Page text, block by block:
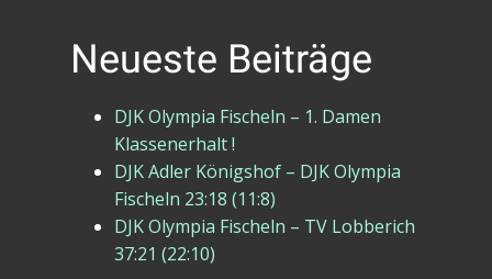
Neueste Beiträge
DJK Olympia Fischeln – 1. Damen
Klassenerhalt !
DJK Adler Königshof – DJK Olympia
Fischeln 23:18 (11:8)
DJK Olympia Fischeln – TV Lobberich
37:21 (22:10)